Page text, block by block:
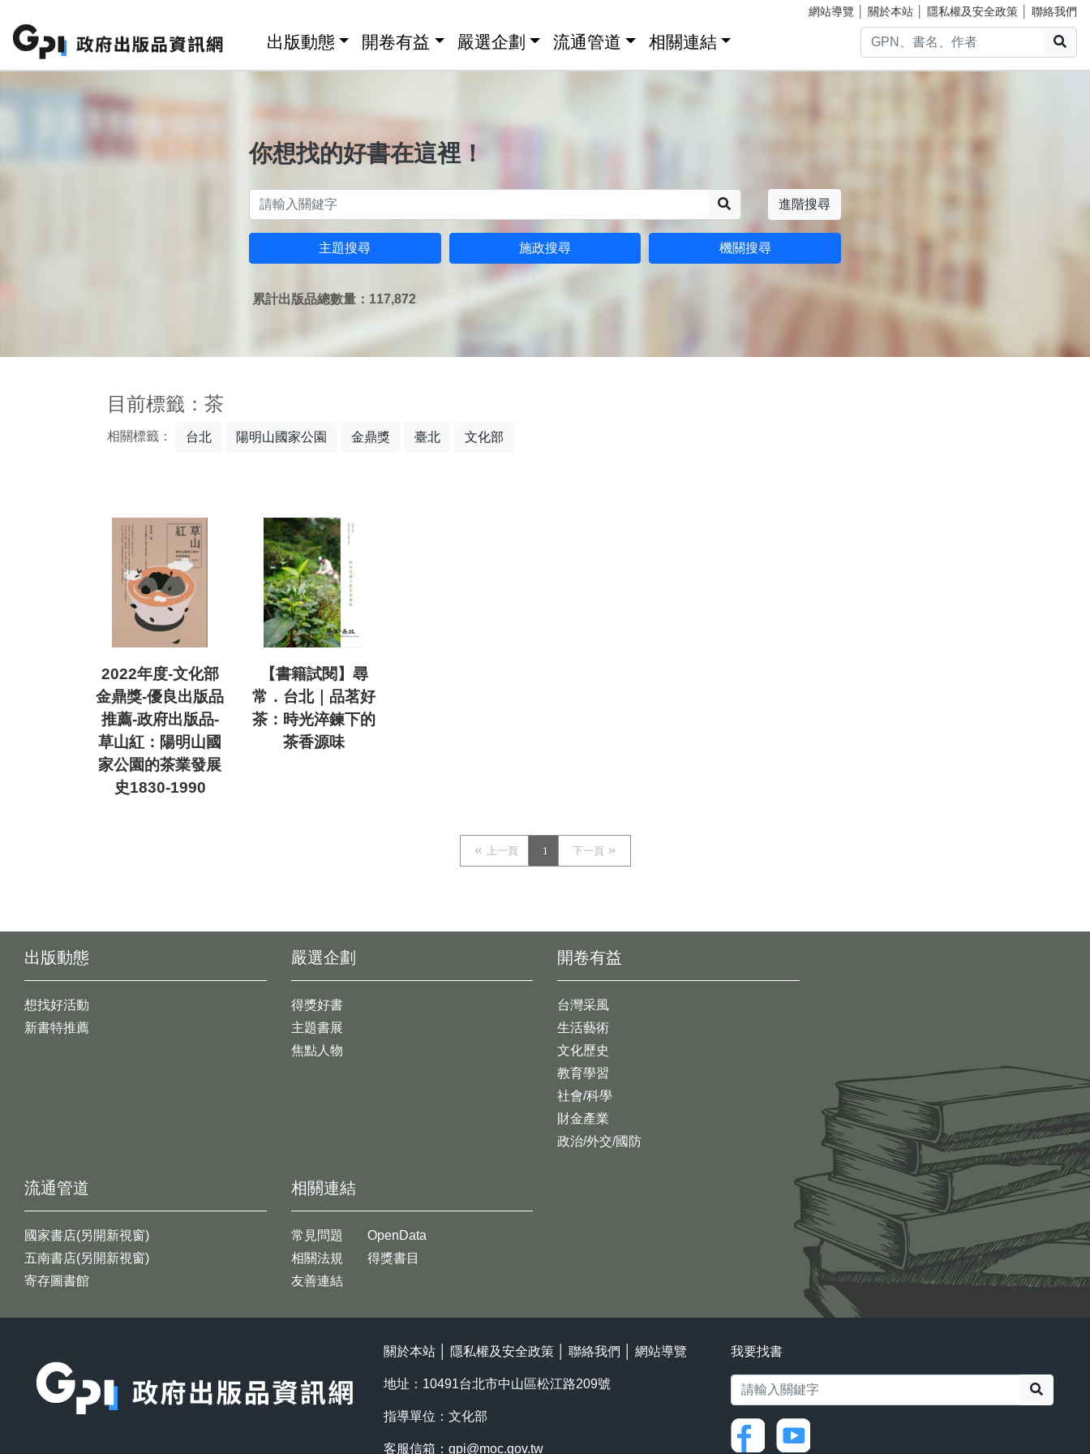
網站導覽 關於本站 隱私權及安全政策 聯絡我們
出版動態 開卷有益 嚴選企劃 流通管道 相關連結
你想找的好書在這裡！
進階搜尋
主題搜尋 施政搜尋 機關搜尋
累計出版品總數量：117,872
目前標籤：茶
相關標籤： 台北 陽明山國家公園 金鼎獎 臺北 文化部
2022年度-文化部
金鼎獎-優良出版品
推薦-政府出版品-
草山紅：陽明山國
家公園的茶業發展
史1830-1990
【書籍試閱】尋
常．台北｜品茗好
茶：時光淬鍊下的
茶香源味
上一頁 1 下一頁
出版動態
想找好活動
新書特推薦
開卷有益
台灣采風
生活藝術
文化歷史
教育學習
社會/科學
財金產業
政治/外交/國防
嚴選企劃
得獎好書
主題書展
焦點人物
流通管道
國家書店(另開新視窗)
五南書店(另開新視窗)
寄存圖書館
相關連結
常見問題
相關法規
友善連結
OpenData
得獎書目
關於本站 隱私權及安全政策 聯絡我們 網站導覽
地址：10491台北市中山區松江路209號
指導單位：文化部
客服信箱： gpi@moc.gov.tw
我要找書